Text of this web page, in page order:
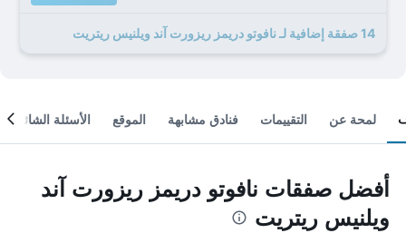
14 صفقة إضافية لـ نافوتو دريمز ريزورت آند ويلنيس ريتريت
لمحة عن التقييمات فنادق مشابهة الموقع الأسئلة الشائعة
أفضل صفقات نافوتو دريمز ريزورت آند
ويلنيس ريتريت